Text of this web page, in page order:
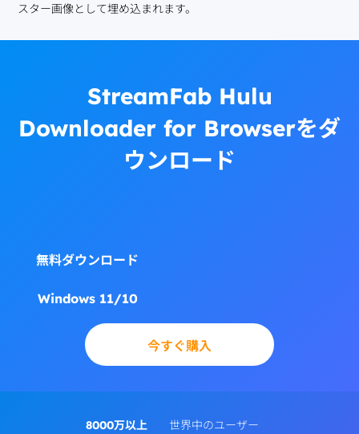
スター画像として埋め込まれます。
StreamFab Hulu
Downloader for Browserをダ
ウンロード
無料ダウンロード
Windows 11/10
今すぐ購入
8000万以上 世界中のユーザー